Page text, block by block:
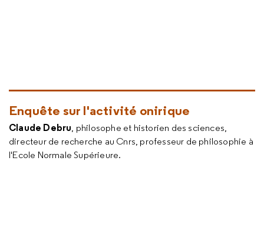
Enquête sur l'activité onirique
Claude Debru, philosophe et historien des sciences,
directeur de recherche au Cnrs, professeur de philosophie à
l'Ecole Normale Supérieure.